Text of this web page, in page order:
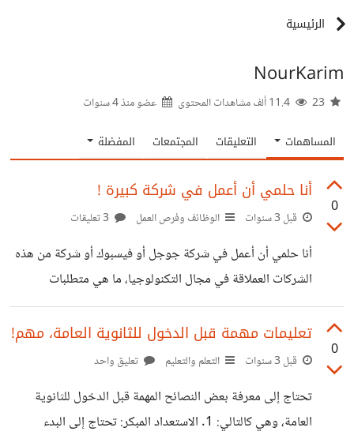
الرئيسية
NourKarim
عضو منذ4 سنوات
المساهمات التعليقات المجتمعات المفضلة
0
أنا حلمي أن أعمل في شركة كبيرة !
قبل 3 سنوات الوظائف وفرص العمل
أنا حلمي أن أعمل في شركة جوجل أو فيسبوك أو شركة من هذه
الشركات العملاقة في مجال التكنولوجيا، ما هي متطلبات
المبرمج خصوصاً في مجال تطوير الويب حتى يحصل على
وظيفة فيها؟
0
تعليمات مهمة قبل الدخول للثانوية العامة، مهم!
قبل 3 سنوات التعلم والتعليم تعليق واحد
تحتاج إلى معرفة بعض النصائح المهمة قبل الدخول للثانوية
العامة، وهي كالتالي: 1. الاستعداد المبكر: تحتاج إلى البدء